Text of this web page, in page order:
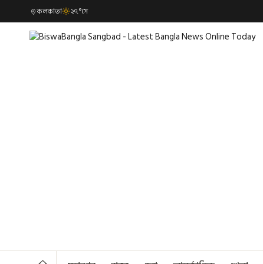
কলকাতা ২৭°সে